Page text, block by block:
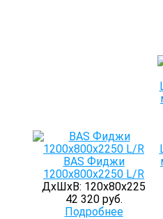
BAS Фиджи
1200х800х2250 L/R
ДхШхВ: 120х80х225
42 320 руб.
Подробнее